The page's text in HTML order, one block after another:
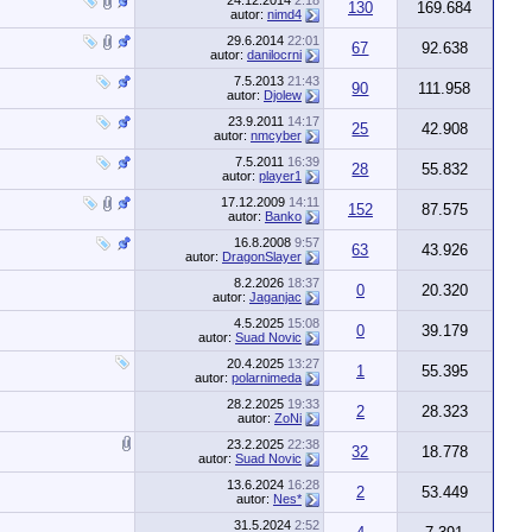
autor: nimd4 130
169.684
29.6.2014 22:01
autor: danilocrni 67
92.638
7.5.2013 21:43
autor: Djolew 90
111.958
23.9.2011 14:17
autor: nmcyber 25
42.908
7.5.2011 16:39
autor: player1 28
55.832
17.12.2009 14:11
autor: Banko 152
87.575
16.8.2008 9:57
autor: DragonSlayer 63
43.926
8.2.2026 18:37
autor: Jaganjac 0
20.320
4.5.2025 15:08
autor: Suad Novic 0
39.179
20.4.2025 13:27
autor: polarnimeda 1
55.395
28.2.2025 19:33
autor: ZoNi 2
28.323
23.2.2025 22:38
autor: Suad Novic 32
18.778
13.6.2024 16:28
autor: Nes* 2
53.449
31.5.2024 2:52